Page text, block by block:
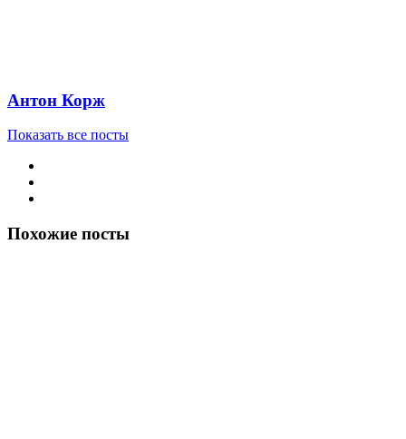
Антон Корж
Показать все посты
Похожие посты